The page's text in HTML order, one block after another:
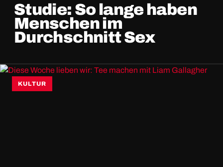
Studie: So lange haben
Menschen im
Durchschnitt Sex
KULTUR